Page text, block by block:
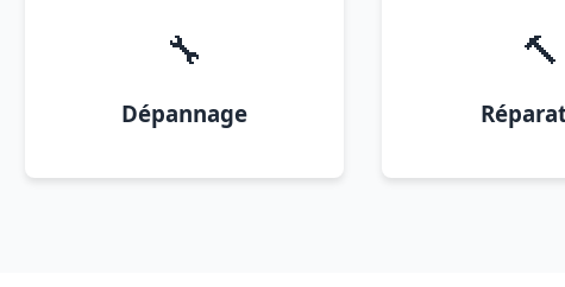
🔧
Dépannage
🔨